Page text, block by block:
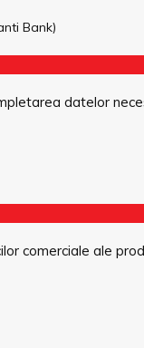
Bank)
datelor
comerciale ale